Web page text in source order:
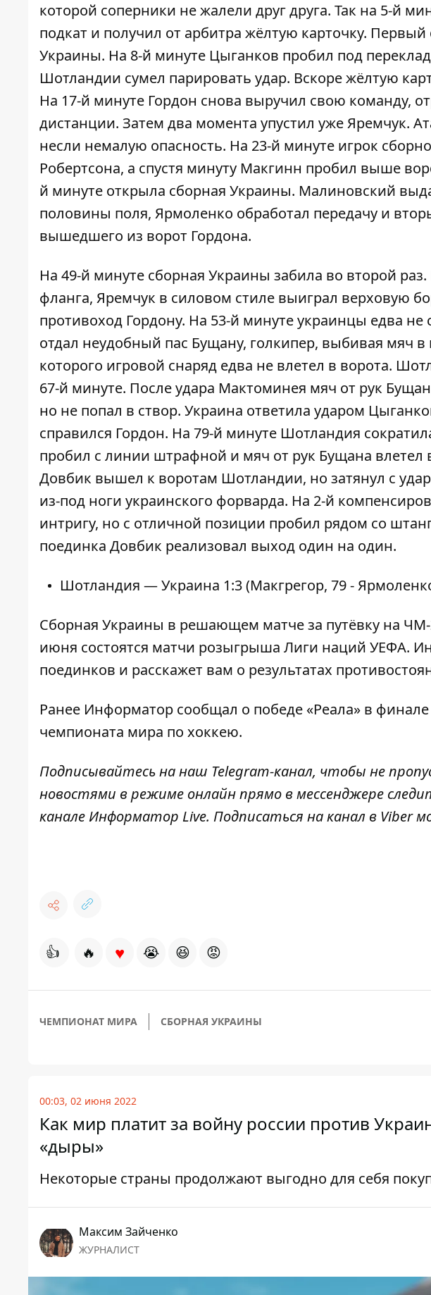
которой соперники не жалели друг друга. Так на 5-й
подкат и получил от арбитра жёлтую карточку.
Украины. На 8-й минуте Цыганков пробил под
Шотландии сумел парировать удар. Вскоре жёлтую
На 17-й минуте Гордон снова выручил свою команду,
дистанции. Затем два момента упустил уже Яремчук.
несли немалую опасность. На 23-й минуте игрок
Робертсона, а спустя минуту Макгинн пробил выше
й минуте открыла сборная Украины. Малиновский
половины поля, Ярмоленко обработал передачу и
вышедшего из ворот Гордона.
На 49-й минуте сборная Украины забила во второй
фланга, Яремчук в силовом стиле выиграл верховую
противоход Гордону. На 53-й минуте украинцы едва
отдал неудобный пас Бущану, голкипер, выбивая мяч в
которого игровой снаряд едва не влетел в ворота.
67-й минуте. После удара Мактоминея мяч от рук
но не попал в створ. Украина ответила ударом
справился Гордон. На 79-й минуте Шотландия
пробил с линии штрафной и мяч от рук Бущана влетел
Довбик вышел к воротам Шотландии, но затянул с
из-под ноги украинского форварда. На 2-й
интригу, но с отличной позиции пробил рядом со
поединка Довбик реализовал выход один на один.
Шотландия — Украина 1:3 (Макгрегор, 79 -
Сборная Украины в решающем матче за путёвку на
июня состоятся матчи розыгрыша Лиги наций УЕФА.
поединков и расскажет вам о результатах
Ранее Информатор сообщал о победе «Реала» в
чемпионата мира по хоккею.
Подписывайтесь на наш Telegram-канал, чтобы не
новостями в режиме онлайн прямо в мессенджере
канале Информатор Live. Подписаться на канал в Viber
👍 🔥 ♥ 😭 😆 😡
ЧЕМПИОНАТ МИРА СБОРНАЯ УКРАИНЫ
00:03, 02 июня 2022
Как мир платит за войну россии против
«дыры»
Некоторые страны продолжают выгодно для себя
Максим Зайченко
ЖУРНАЛИСТ